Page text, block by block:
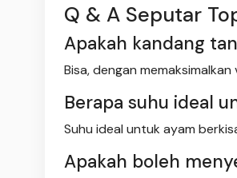
Q & A Seputar
Apakah kandang
Bisa, dengan
Berapa suhu ideal
Suhu ideal untuk ayam
Apakah boleh